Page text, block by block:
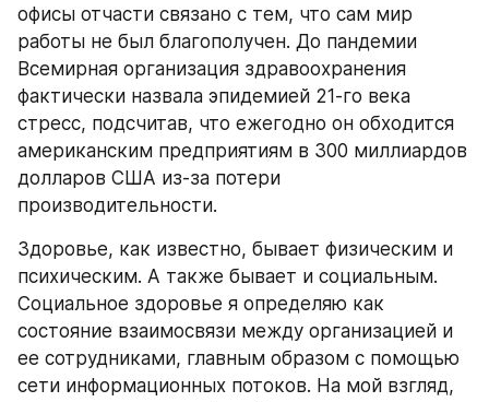
офисы отчасти связано с тем, что сам мир
работы не был благополучен. До пандемии
Всемирная организация здравоохранения
фактически назвала эпидемией 21-го века
стресс, подсчитав, что ежегодно он обходится
американским предприятиям в 300 миллиардов
долларов США из-за потери
производительности.
Здоровье, как известно, бывает физическим и
психическим. А также бывает и социальным.
Социальное здоровье я определяю как
состояние взаимосвязи между организацией и
ее сотрудниками, главным образом с помощью
сети информационных потоков. На мой взгляд,